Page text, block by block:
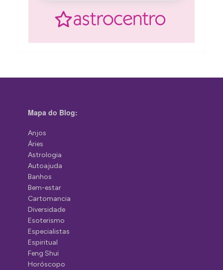
Mapa do Blog:
Anjos
Áries
Astrologia
Autoajuda
Banhos
Bem-estar
Cartomancia
Diversidade
Esoterismo
Especialistas
Espiritual
Feng Shui
Horóscopo